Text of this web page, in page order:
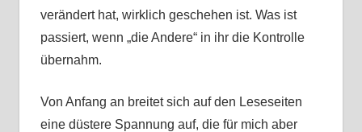
verändert hat, wirklich geschehen ist. Was ist
passiert, wenn „die Andere“ in ihr die Kontrolle
übernahm.
Von Anfang an breitet sich auf den Leseseiten
eine düstere Spannung auf, die für mich aber